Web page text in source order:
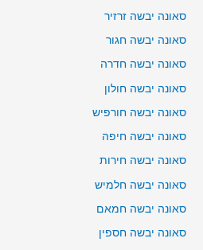
סאונה יבשה זרזיר
סאונה יבשה חגור
סאונה יבשה חדרה
סאונה יבשה חולון
סאונה יבשה חורפיש
סאונה יבשה חיפה
סאונה יבשה חירות
סאונה יבשה חלמיש
סאונה יבשה חמאם
סאונה יבשה חספין